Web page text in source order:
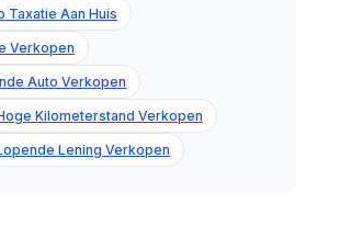
Taxatie Aan Huis
Verkopen
Auto Verkopen
Kilometerstand Verkopen
Lening Verkopen